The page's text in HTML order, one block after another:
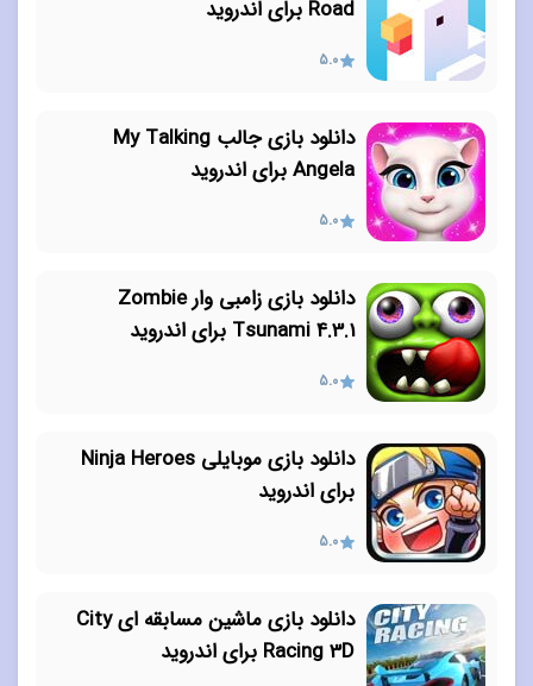
Road برای اندروید
5.0
دانلود بازی جالب My Talking
Angela برای اندروید
5.0
دانلود بازی زامبی وار Zombie
Tsunami 4.3.1 برای اندروید
5.0
دانلود بازی موبایلی Ninja Heroes
برای اندروید
5.0
دانلود بازی ماشین مسابقه ای City
Racing 3D برای اندروید